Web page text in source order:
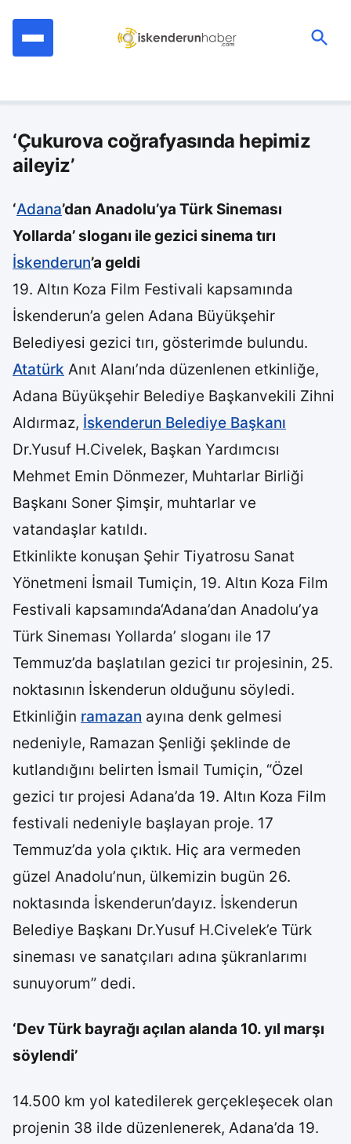
‘Çukurova coğrafyasında hepimiz
aileyiz’
‘Adana’dan Anadolu’ya Türk Sineması
Yollarda’ sloganı ile gezici sinema tırı
İskenderun’a geldi
19. Altın Koza Film Festivali kapsamında
İskenderun’a gelen Adana Büyükşehir
Belediyesi gezici tırı, gösterimde bulundu.
Atatürk Anıt Alanı’nda düzenlenen etkinliğe,
Adana Büyükşehir Belediye Başkanvekili Zihni
Aldırmaz, İskenderun Belediye Başkanı
Dr.Yusuf H.Civelek, Başkan Yardımcısı
Mehmet Emin Dönmezer, Muhtarlar Birliği
Başkanı Soner Şimşir, muhtarlar ve
vatandaşlar katıldı.
Etkinlikte konuşan Şehir Tiyatrosu Sanat
Yönetmeni İsmail Tumiçin, 19. Altın Koza Film
Festivali kapsamında‘Adana’dan Anadolu’ya
Türk Sineması Yollarda’ sloganı ile 17
Temmuz’da başlatılan gezici tır projesinin, 25.
noktasının İskenderun olduğunu söyledi.
Etkinliğin ramazan ayına denk gelmesi
nedeniyle, Ramazan Şenliği şeklinde de
kutlandığını belirten İsmail Tumiçin, “Özel
gezici tır projesi Adana’da 19. Altın Koza Film
festivali nedeniyle başlayan proje. 17
Temmuz’da yola çıktık. Hiç ara vermeden
güzel Anadolu’nun, ülkemizin bugün 26.
noktasında İskenderun’dayız. İskenderun
Belediye Başkanı Dr.Yusuf H.Civelek’e Türk
sineması ve sanatçıları adına şükranlarımı
sunuyorum” dedi.
‘Dev Türk bayrağı açılan alanda 10. yıl marşı
söylendi’
14.500 km yol katedilerek gerçekleşecek olan
projenin 38 ilde düzenlenerek, Adana’da 19.